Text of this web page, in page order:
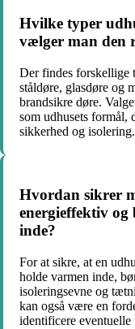
Hvilke typer
vælger man den
Der findes forskellige
ståldøre, glasdøre og
brandsikre døre.
som udhusets formål,
sikkerhed og isolering.
Hvordan sikrer
energieffektiv
inde?
For at sikre, at en
holde varmen inde,
isoleringsevne og
kan også være en
identificere eventuelle